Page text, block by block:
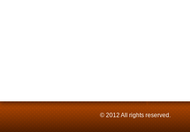
© 2012 All rights reserved.